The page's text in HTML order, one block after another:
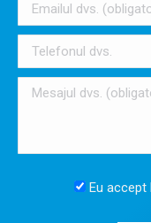
Eu accept